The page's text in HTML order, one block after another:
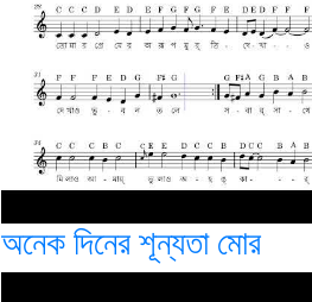
অনেক দিনের শূন্যতা মোর